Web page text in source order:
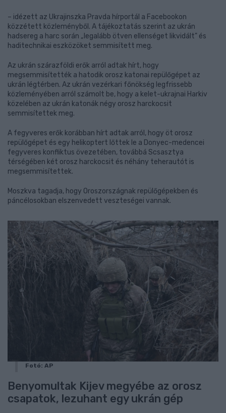
– idézett az Ukrajinszka Pravda hírportál a Facebookon
közzétett közleményből. A tájékoztatás szerint az ukrán
hadsereg a harc során „legalább ötven ellenséget likvidált" és
haditechnikai eszközöket semmisített meg.
Az ukrán szárazföldi erők arról adtak hírt, hogy
megsemmisítették a hatodik orosz katonai repülőgépet az
ukrán légtérben. Az ukrán vezérkari főnökség legfrissebb
közleményében arról számolt be, hogy a kelet-ukrajnai Harkiv
közelében az ukrán katonák négy orosz harckocsit
semmisítettek meg.
A fegyveres erők korábban hírt adtak arról, hogy öt orosz
repülőgépet és egy helikoptert lőttek le a Donyec-medencei
fegyveres konfliktus övezetében, továbbá Scsasztya
térségében két orosz harckocsit és néhány teherautót is
megsemmisítettek.
Moszkva tagadja, hogy Oroszországnak repülőgépekben és
páncélosokban elszenvedett veszteségei vannak.
Fotó: AP
Benyomultak Kijev megyébe az orosz
csapatok, lezuhant egy ukrán gép